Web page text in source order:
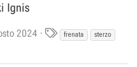
Ignis
2024
T
g
frenata
sterzo